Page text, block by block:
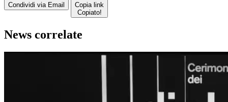
Condividi via Email
Copia link
Copiato!
News correlate